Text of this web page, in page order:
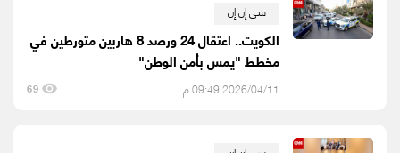
سي إن إن
الكويت.. اعتقال 24 ورصد 8 هاربين متورطين في
مخطط "يمس بأمن الوطن"
2026/04/11 09:49 م 69